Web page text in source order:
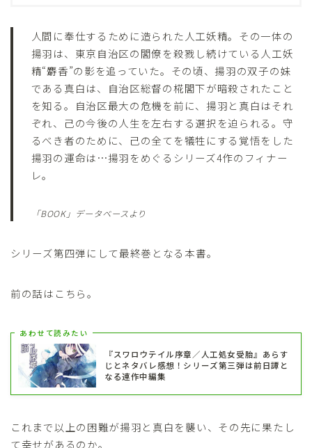
人間に奉仕するために造られた人工妖精。その一体の
揚羽は、東京自治区の閣僚を殺戮し続けている人工妖
精“麝香”の影を追っていた。その頃、揚羽の双子の妹
である真白は、自治区総督の椛閣下が暗殺されたこと
を知る。自治区最大の危機を前に、揚羽と真白はそれ
ぞれ、己の今後の人生を左右する選択を迫られる。守
るべき者のために、己の全てを犠牲にする覚悟をした
揚羽の運命は…揚羽をめぐるシリーズ4作のフィナー
レ。
「BOOK」データベースより
シリーズ第四弾にして最終巻となる本書。
前の話はこちら。
あわせて読みたい
『スワロウテイル序章／人工処女受胎』あらす
じとネタバレ感想！シリーズ第三弾は前日譚と
なる連作中編集
これまで以上の困難が揚羽と真白を襲い、その先に果たし
て幸せがあるのか。